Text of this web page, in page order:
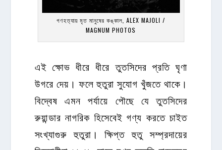
গণহত্যায় মৃত মানুষের কঙ্কাল, ALEX MAJOLI /
MAGNUM PHOTOS
এই ক্ষোভ ধীরে ধীরে তুতসিদের প্রতি ঘৃণা
উগরে দেয়। ফলে হুতুরা সুযোগ খুঁজতে থাকে।
বিদ্বেষ এমন পর্যায়ে পৌছে যে তুতসিদের
রুয়ান্ডার নাগরিক হিসেবেই গণ্য করতে চাইত
সংখ্যাগুরু হুতুরা। ক্ষিপ্ত হুতু সম্প্রদায়ের